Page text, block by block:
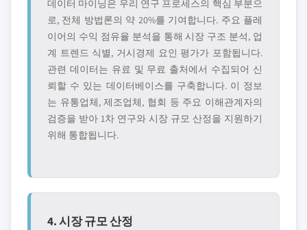
데이터 마이닝은 우리 연구 프로세스의 핵심 부분으
로, 전체 방법론의 약 20%를 기여합니다. 주요 플레
이어의 수익 점유율 분석을 통해 시장 구조 분석, 업
계 트렌드 식별, 거시경제 요인 평가가 포함됩니다.
관련 데이터는 유료 및 무료 출처에서 수집되어 신
뢰할 수 있는 데이터베이스를 구축합니다. 이 정보
는 유통업체, 제조업체, 협회 등 주요 이해관계자의
검증을 받아 1차 연구와 시장 규모 산정을 지원하기
위해 통합됩니다.
4. 시장 규모 산정